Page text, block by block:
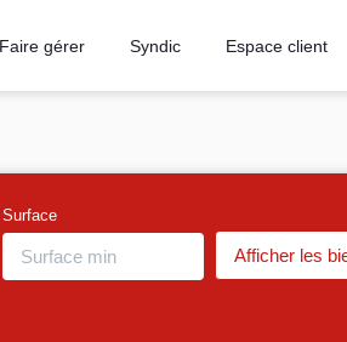
Faire gérer Syndic Espace client
Surface